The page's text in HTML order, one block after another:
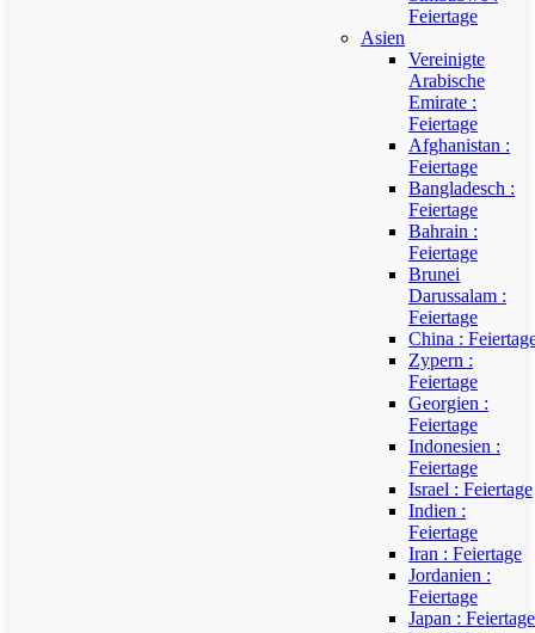
Feiertage
Asien
Vereinigte
Arabische
Emirate :
Feiertage
Afghanistan :
Feiertage
Bangladesch :
Feiertage
Bahrain :
Feiertage
Brunei
Darussalam :
Feiertage
China :
Zypern :
Feiertage
Georgien :
Feiertage
Indonesien :
Feiertage
Israel : Feiertage
Indien :
Feiertage
Iran : Feiertage
Jordanien :
Feiertage
Japan : Feiertage